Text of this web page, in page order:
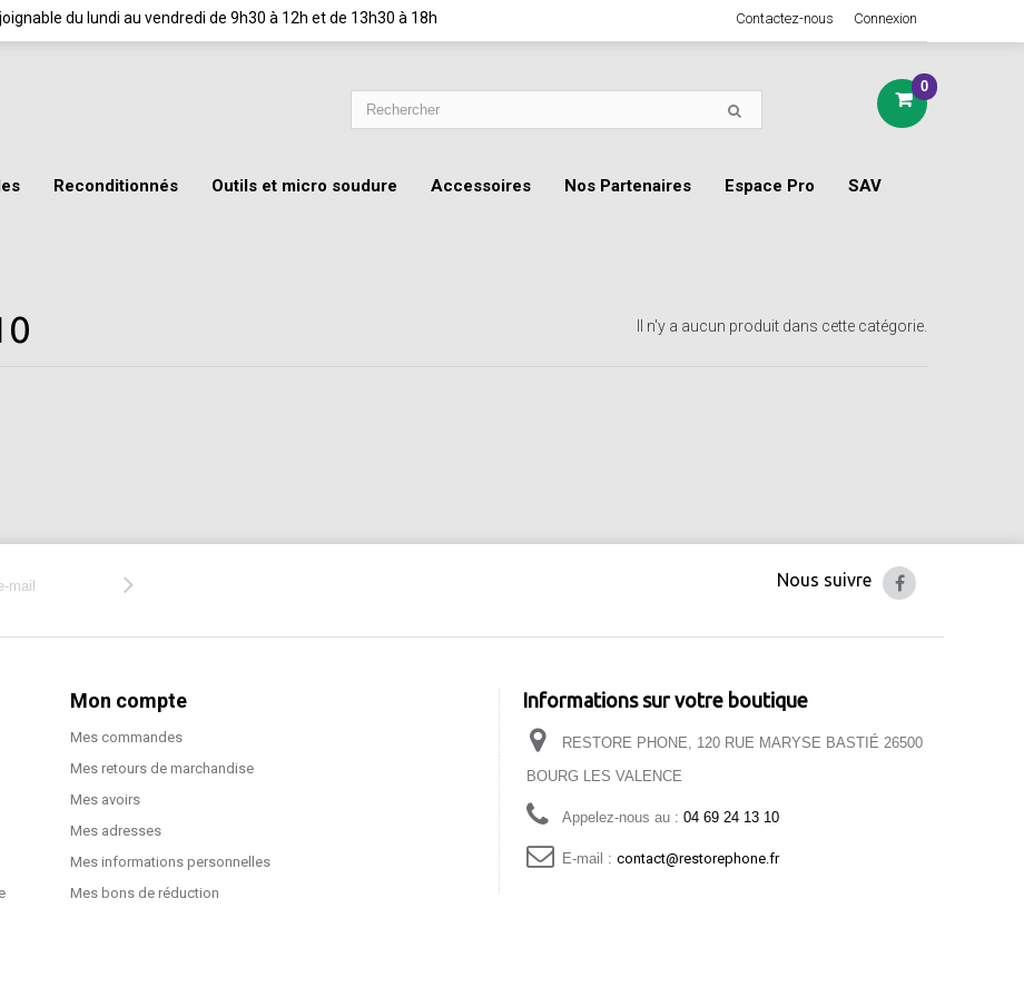
Connexion
Contactez-nous
du lundi au vendredi de 9h30 à 12h et de 13h30 à 18h
0
Reconditionnés Outils et micro soudure Accessoires Nos Partenaires Espace Pro SAV
Il n'y a aucun produit dans cette catégorie.
Nous suivre
Mon compte
Mes commandes
Mes retours de marchandise
Mes avoirs
Mes adresses
Mes informations personnelles
Mes bons de réduction
Informations sur votre boutique
RESTORE PHONE, 120 RUE MARYSE BASTIÉ 26500
BOURG LES VALENCE
Appelez-nous au : 04 69 24 13 10
E-mail : contact@restorephone.fr